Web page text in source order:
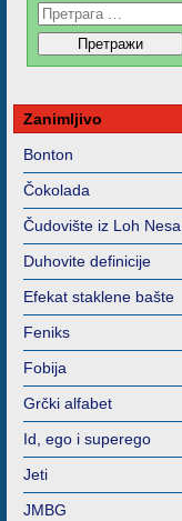
Zanimljivo
Bonton
Čokolada
Čudovište iz Loh Nesa
Duhovite definicije
Efekat staklene bašte
Feniks
Fobija
Grčki alfabet
Id, ego i superego
Jeti
JMBG